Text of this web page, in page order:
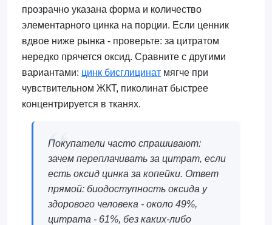
прозрачно указана форма и количество
элементарного цинка на порции. Если ценник
вдвое ниже рынка - проверьте: за цитратом
нередко прячется оксид. Сравните с другими
вариантами: цинк бисглицинатмягче при
чувствительном ЖКТ, пиколинат быстрее
концентрируется в тканях.
Покупатели часто спрашивают:
зачем переплачивать за цитрат, если
есть оксид цинка за копейки. Ответ
прямой: биодоступность оксида у
здорового человека - около 49%,
цитрата - 61%, без каких-либо